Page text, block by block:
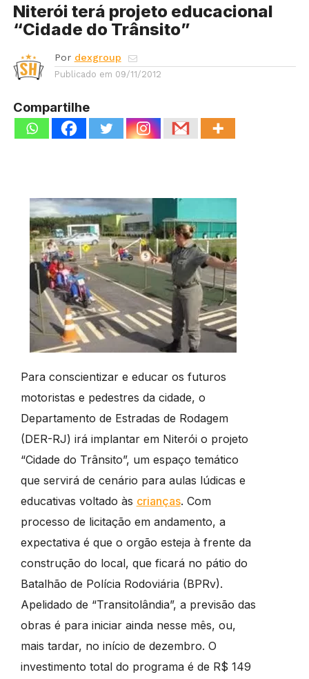
Niterói terá projeto educacional
“Cidade do Trânsito”
Por dexgroup
Publicado em 09/11/2012
Compartilhe
Para conscientizar e educar os futuros
motoristas e pedestres da cidade, o
Departamento de Estradas de Rodagem
(DER-RJ) irá implantar em Niterói o projeto
“Cidade do Trânsito”, um espaço temático
que servirá de cenário para aulas lúdicas e
educativas voltado às crianças. Com
processo de licitação em andamento, a
expectativa é que o orgão esteja à frente da
construção do local, que ficará no pátio do
Batalhão de Polícia Rodoviária (BPRv).
Apelidado de “Transitolândia”, a previsão das
obras é para iniciar ainda nesse mês, ou,
mais tardar, no início de dezembro. O
investimento total do programa é de R$ 149